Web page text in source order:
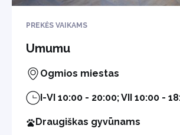
PREKĖS VAIKAMS
Umumu
Ogmios miestas
I-VI 10:00 - 20:00; VII 10:00 -
Draugiškas gyvūnams